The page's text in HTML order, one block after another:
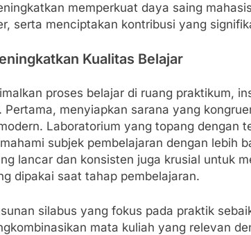
memperkuat daya saing
serta menciptakan kontribusi yang
Kualitas Belajar
proses belajar di ruang praktikum,
menyiapkan sarana yang
Laboratorium yang topang dengan
subjek pembelajaran dengan lebih
lancar dan konsisten juga krusial untuk
dipakai saat tahap pembelajaran.
silabus yang fokus pada praktik
mata kuliah yang relevan